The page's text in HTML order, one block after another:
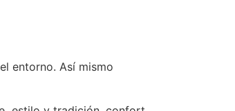
entorno. Así mismo